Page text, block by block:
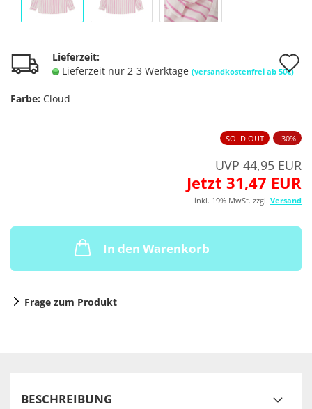
Lieferzeit:
Lieferzeit nur 2-3 Werktage (versandkostenfrei ab 50€)
Farbe: Cloud
SOLD OUT -30%
UVP 44,95 EUR
Jetzt 31,47 EUR
inkl. 19% MwSt. zzgl. Versand
In den Warenkorb
Frage zum Produkt
BESCHREIBUNG